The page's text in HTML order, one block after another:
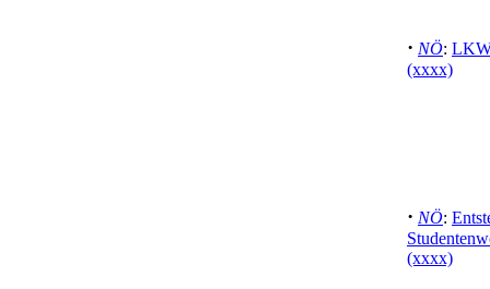
· NÖ:
(xxxx)
· NÖ:
(xxxx)